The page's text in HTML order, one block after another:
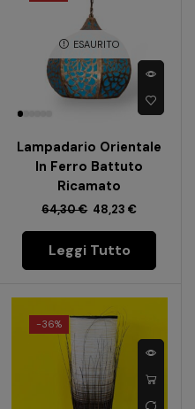
ESAURITO
Lampadario Orientale
In Ferro Battuto
Ricamato
64,30€ 48,23€
Leggi Tutto
-36%